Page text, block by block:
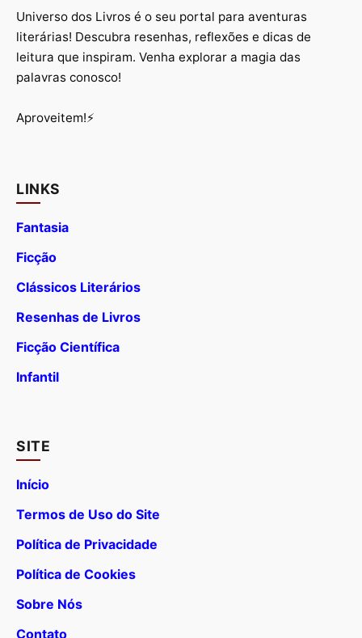
Universo dos Livros é o seu portal para aventuras
literárias! Descubra resenhas, reflexões e dicas de
leitura que inspiram. Venha explorar a magia das
palavras conosco!
Aproveitem!⚡
LINKS
Fantasia
Ficção
Clássicos Literários
Resenhas de Livros
Ficção Científica
Infantil
SITE
Início
Termos de Uso do Site
Política de Privacidade
Política de Cookies
Sobre Nós
Contato